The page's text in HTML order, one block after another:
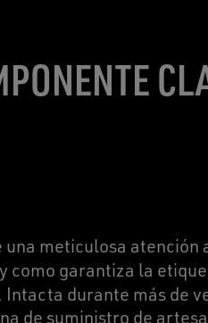
una meticulosa atención
garantiza la
durante más de
de suministro de